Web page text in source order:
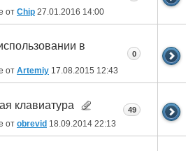
от Chip 27.01.2016 14:00
в
от Artemiy 17.08.2015 12:43
0
клавиатура
от obrevid 18.09.2014 22:13
49